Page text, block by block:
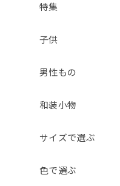
特集
子供
男性もの
和装小物
サイズで選ぶ
色で選ぶ